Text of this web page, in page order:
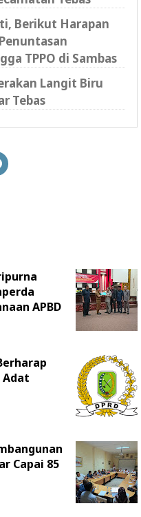
Berikut Harapan
TPPO di Sambas
Langit Biru
Tebas
APBD
Adat
Capai 85